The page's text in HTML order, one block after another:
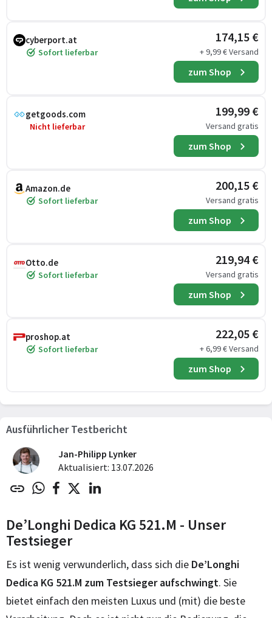
cyberport.at
Sofort lieferbar
174,15 €
+ 9,99 € Versand
zum Shop
getgoods.com
Nicht lieferbar
199,99 €
Versand gratis
zum Shop
Amazon.de
Sofort lieferbar
200,15 €
Versand gratis
zum Shop
Otto.de
Sofort lieferbar
219,94 €
Versand gratis
zum Shop
proshop.at
Sofort lieferbar
222,05 €
+ 6,99 € Versand
zum Shop
Ausführlicher Testbericht
Jan-Philipp Lynker
Aktualisiert: 13.07.2026
De’Longhi Dedica KG 521.M - Unser
Testsieger
Es ist wenig verwunderlich, dass sich die De’Longhi
Dedica KG 521.M zum Testsieger aufschwingt. Sie
bietet einfach den meisten Luxus und (mit) die beste